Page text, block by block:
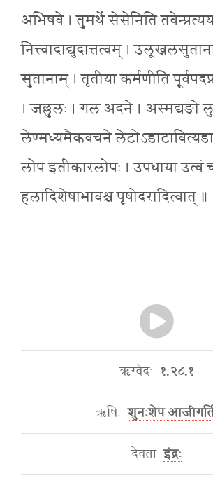
अभिषवे । तुमर्थे सेसेनिति
नित्त्वादाद्युदात्तत्वम् ।
सुतानाम् । तृतीया कर्मणीति
। जल्लुलः । गल अदने । अस्मद्यङो
लेण्मध्यमैकवचने
लोप इतीकारलोपः । उपधाया उत्वं
हलादिशेषाभावश्च पृषोदरादित्वात् ॥
ऋग्वेदः १.२८.१
ऋषिः शुनःशेप
देवता इंद्रः